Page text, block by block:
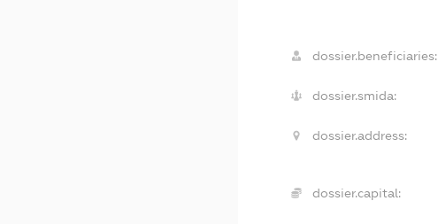
dossier.beneficiaries:
dossier.smida:
dossier.address:
dossier.capital: